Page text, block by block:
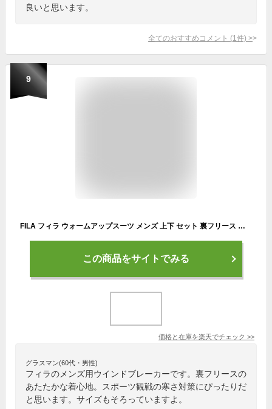
良いと思います。
全てのおすすめコメント (1 件) >
9
FILA フィラ ウォームアップスーツ メンズ 上下 セット 裏フリース ジャケット カジュアル 大きめ レディース ユニセックス お揃い ペア ウィンドブレーカー グレー ネイビー ブラック S M L LL 中学生 高校生 大人 2025fw karlas別注
この商品をサイトでみる
価格と在庫を楽天でチェック >>
グラスマン(60代・男性)
フィラのメンズ用ウインドブレーカーです。裏フリースの
あたたかな着心地。スポーツ観戦の寒さ対策にぴったりだ
と思います。サイズもそろっていますよ。